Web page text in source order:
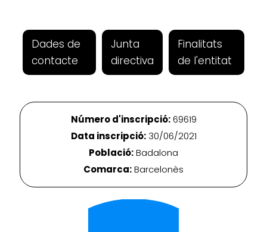
Dades de
contacte
Junta
directiva
Finalitats
de l'entitat
Número d'inscripció:69619
Data inscripció:30/06/2021
Població:Badalona
Comarca:Barcelonès